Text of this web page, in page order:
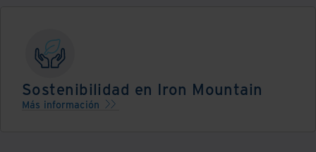
Sostenibilidad en Iron Mountain
Más información